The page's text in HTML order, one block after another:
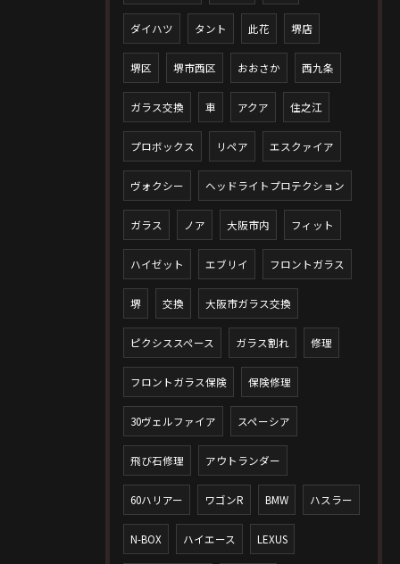
ダイハツ タント 此花 堺店
堺区 堺市西区 おおさか 西九条
ガラス交換 車 アクア 住之江
プロボックス リペア エスクァイア
ヴォクシー ヘッドライトプロテクション
ガラス ノア 大阪市内 フィット
ハイゼット エブリイ フロントガラス
堺 交換 大阪市ガラス交換
ピクシススペース ガラス割れ 修理
フロントガラス保険 保険修理
30ヴェルファイア スペーシア
飛び石修理 アウトランダー
60ハリアー ワゴンR BMW ハスラー
N-BOX ハイエース LEXUS